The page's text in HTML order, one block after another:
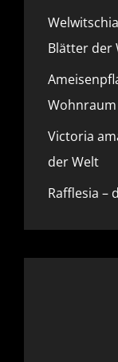
Blätter der
Victoria
der Welt
Rafflesia –